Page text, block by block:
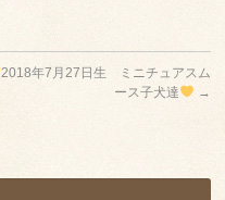
2018年7月27日生 ミニチュアスム
ース子犬達
→